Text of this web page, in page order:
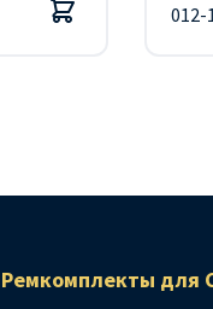
012-
Ремкомплекты для